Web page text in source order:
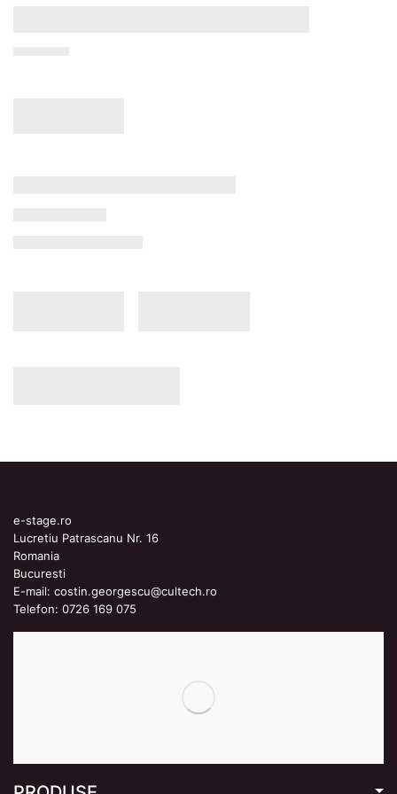
e-stage.ro
Lucretiu Patrascanu Nr. 16
Romania
Bucuresti
E-mail: costin.georgescu@cultech.ro
Telefon: 0726 169 075